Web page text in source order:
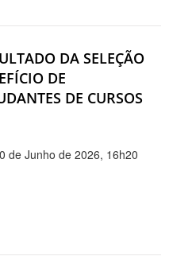
DA SELEÇÃO
DE
DE CURSOS
de Junho de 2026, 16h20